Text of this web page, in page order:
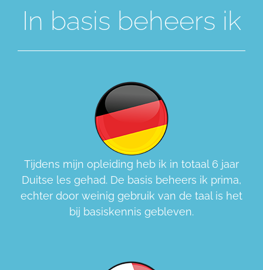
In basis beheers ik
Tijdens mijn opleiding heb ik in totaal 6 jaar
Duitse les gehad. De basis beheers ik prima,
echter door weinig gebruik van de taal is het
bij basiskennis gebleven.